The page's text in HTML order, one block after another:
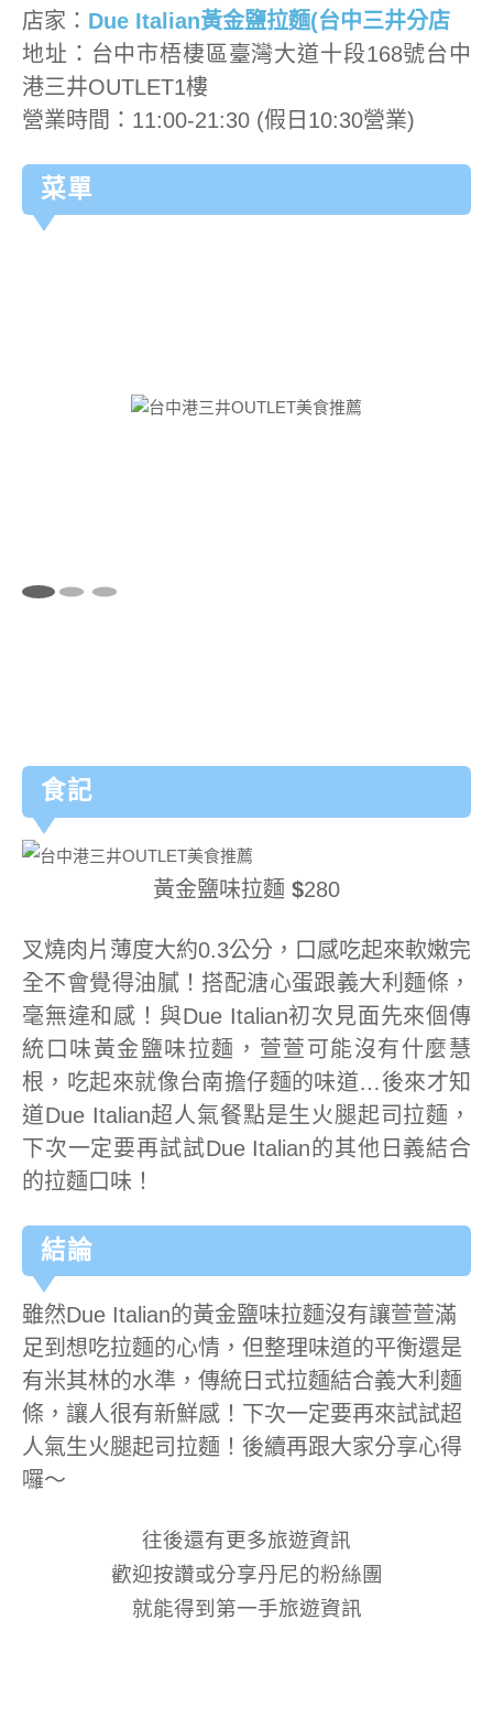
店家： Due Italian黃金鹽拉麵(台中三井分店
地址：台中市梧棲區臺灣大道十段168號台中
港三井OUTLET1樓
營業時間：11:00-21:30 (假日10:30營業)
菜單
食記
黃金鹽味拉麵 $280
叉燒肉片薄度大約0.3公分，口感吃起來軟嫩完
全不會覺得油膩！搭配溏心蛋跟義大利麵條，
毫無違和感！與Due Italian初次見面先來個傳
統口味黃金鹽味拉麵，萱萱可能沒有什麼慧
根，吃起來就像台南擔仔麵的味道…後來才知
道Due Italian超人氣餐點是生火腿起司拉麵，
下次一定要再試試Due Italian的其他日義結合
的拉麵口味！
結論
雖然Due Italian的黃金鹽味拉麵沒有讓萱萱滿
足到想吃拉麵的心情，但整理味道的平衡還是
有米其林的水準，傳統日式拉麵結合義大利麵
條，讓人很有新鮮感！下次一定要再來試試超
人氣生火腿起司拉麵！後續再跟大家分享心得
囉～
往後還有更多旅遊資訊
歡迎按讚或分享丹尼的粉絲團
就能得到第一手旅遊資訊